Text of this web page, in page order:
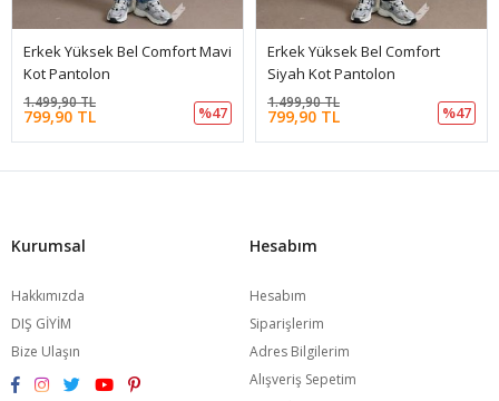
Erkek Yüksek Bel Comfort Mavi
Kot Pantolon
799,90 TL
1.499,90 TL
%47
Erkek Yüksek Bel Comfort
Siyah Kot Pantolon
799,90 TL
1.499,90 TL
%47
Kurumsal
Hakkımızda
DIŞ GİYİM
Bize Ulaşın
Hesabım
Hesabım
Siparişlerim
Adres Bilgilerim
Alışveriş Sepetim